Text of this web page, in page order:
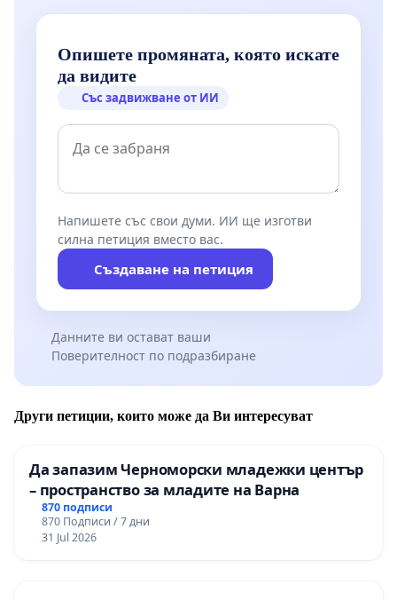
Опишете промяната, която искате
да видите
Със задвижване от ИИ
Напишете със свои думи. ИИ ще изготви
силна петиция вместо вас.
Създаване на петиция
Данните ви остават ваши
Поверителност по подразбиране
Други петиции, които може да Ви интересуват
Да запазим Черноморски младежки център
– пространство за младите на Варна
870 подписи
870 Подписи / 7 дни
31 Jul 2026